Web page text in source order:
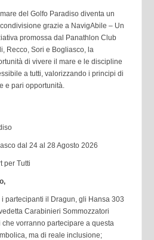
del Golfo Paradiso diventa un
grazie a NavigAbile – Un
promossa dal Panathlon Club
Recco, Sori e Bogliasco, la
di vivere il mare e le discipline
a tutti, valorizzando i principi di
e pari opportunità.
dal 24 al 28 Agosto 2026
per Tutti
partecipanti il Dragun, gli Hansa 303
Carabinieri Sommozzatori
vorranno partecipare a questa
ma di reale inclusione;